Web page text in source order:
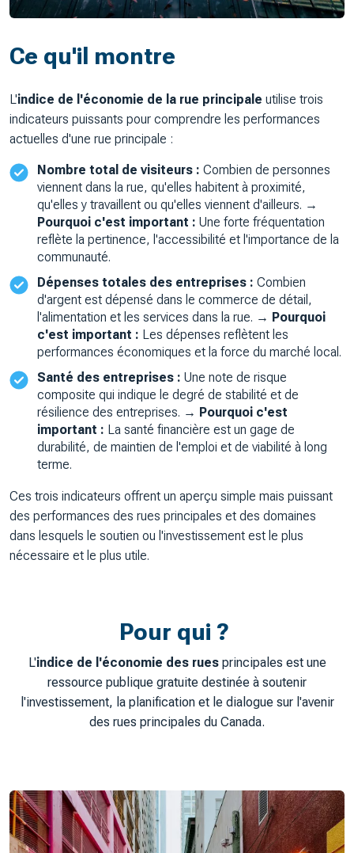
Ce qu'il montre
L'indice de l'économie de la rue principale utilise trois
indicateurs puissants pour comprendre les performances
actuelles d'une rue principale :
Nombre total de visiteurs : Combien de personnes
viennent dans la rue, qu'elles habitent à proximité,
qu'elles y travaillent ou qu'elles viennent d'ailleurs. →
Pourquoi c'est important : Une forte fréquentation
reflète la pertinence, l'accessibilité et l'importance de la
communauté.
Dépenses totales des entreprises : Combien
d'argent est dépensé dans le commerce de détail,
l'alimentation et les services dans la rue. → Pourquoi
c'est important : Les dépenses reflètent les
performances économiques et la force du marché local.
Santé des entreprises : Une note de risque
composite qui indique le degré de stabilité et de
résilience des entreprises. → Pourquoi c'est
important : La santé financière est un gage de
durabilité, de maintien de l'emploi et de viabilité à long
terme.
Ces trois indicateurs offrent un aperçu simple mais puissant
des performances des rues principales et des domaines
dans lesquels le soutien ou l'investissement est le plus
nécessaire et le plus utile.
Pour qui ?
L'indice de l'économie des ruesprincipales est une
ressource publique gratuite destinée à soutenir
l'investissement, la planification et le dialogue sur l'avenir
des rues principales du Canada.